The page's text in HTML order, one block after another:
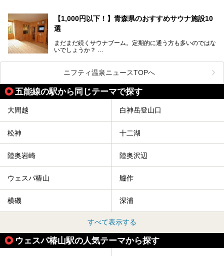
か？
【1,000円以下！】青森県のおすすめサウナ施設10
選
まだまだ続くサウナブーム。定期的に通う方も多いのではな
いでしょうか？
そこでコスパ抜群！1,000円以下でサウナを楽しめる施設を
紹介します。
格安でも充実の施設でサウナを楽しみませんか？
今回は青森県にある1,000円以下のおすすめサウナ施設を紹
ニフティ温泉ニュースTOPへ
五能線の駅から同じテーマで探す
大間越 白神岳登山口
松神 十二湖
陸奥岩崎 陸奥沢辺
ウェスパ椿山 艫作
横磯 深浦
すべて表示する
ウェスパ椿山駅の人気テーマから探す